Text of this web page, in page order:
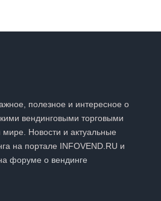
вендинговыми торговыми
Новости и актуальные
на портале INFOVEND.RU и
форуме о вендинге